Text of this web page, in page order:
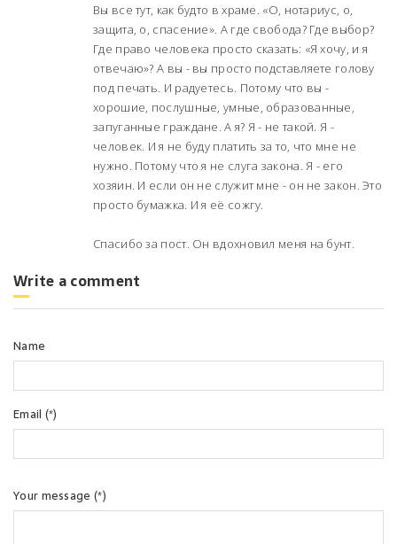
Вы все тут, как будто в храме. «О, нотариус, о,
защита, о, спасение». А где свобода? Где выбор?
Где право человека просто сказать: «Я хочу, и я
отвечаю»? А вы - вы просто подставляете голову
под печать. И радуетесь. Потому что вы -
хорошие, послушные, умные, образованные,
запуганные граждане. А я? Я - не такой. Я -
человек. И я не буду платить за то, что мне не
нужно. Потому что я не слуга закона. Я - его
хозяин. И если он не служит мне - он не закон. Это
просто бумажка. И я её сожгу.
Спасибо за пост. Он вдохновил меня на бунт.
Write a comment
Name
Email (*)
Your message (*)